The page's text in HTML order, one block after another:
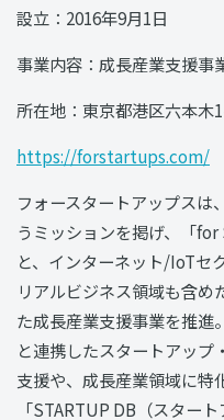
設立：2016年9月1日
事業内容：成長産業支援事
所在地：東京都港区六本⽊
https://forstartups.com/
フォースタートアップスは
うミッションを掲げ、「
と、インターネット/IoTセ
リアルビジネス領域も含
た成長産業支援事業を推進
と連携したスタートアッ
⽀援や、成長産業領域に特
「STARTUP DB（スター